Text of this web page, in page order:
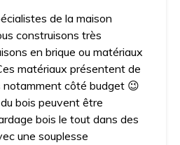
de la maison
construisons très
en brique ou matériaux
matériaux présentent de
côté budget 😉
bois peuvent être
bois le tout dans des
une souplesse